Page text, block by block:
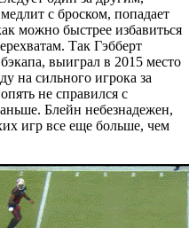
с броском, попадает
можно быстрее избавиться
Так Гэбберт
выиграл в 2015 место
на сильного игрока за
не справился с
Блейн небезнадежен,
игр все еще больше, чем